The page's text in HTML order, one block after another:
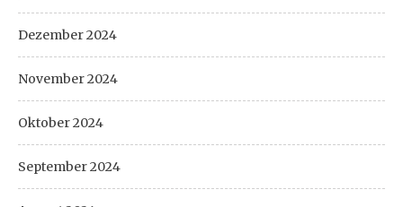
Dezember 2024
November 2024
Oktober 2024
September 2024